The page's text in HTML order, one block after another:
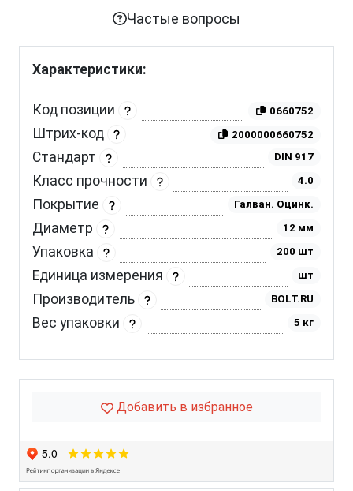
Частые вопросы
Характеристики:
Код позиции 0660752
Штрих-код 2000000660752
Стандарт DIN 917
Класс прочности 4.0
Покрытие Галван. Оцинк.
Диаметр 12 мм
Упаковка 200 шт
Единица измерения шт
Производитель BOLT.RU
Вес упаковки 5 кг
Добавить в избранное